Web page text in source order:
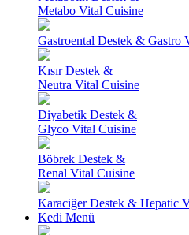
Metabo Vital Cuisine
Gastroental Destek & Gastro
Kısır Destek &
Neutra Vital Cuisine
Diyabetik Destek &
Glyco Vital Cuisine
Böbrek Destek &
Renal Vital Cuisine
Karaciğer Destek & Hepatic
Kedi Menü